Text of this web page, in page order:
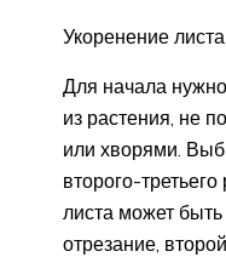
Укоренение
Для начала
из растения, не
или хворями.
второго-
листа может
отрезание,